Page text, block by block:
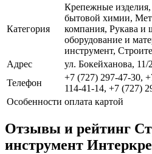
Категория
Крепежные изделия,
бытовой химии,
компания, Рукава и
оборудование и
инструмент,
Адрес
ул. Бокейханова,
Телефон
+7 (727) 297-47-30,
114-41-14, +7 (727)
Особенности оплата картой
Отзывы и рейтинг
инструмент